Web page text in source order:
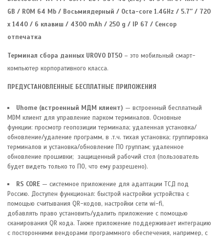
GB / ROM 64 Mb / Восьмиядерный / Octa-core 1.4GHz / 5.7″ / 720
x 1440 / 6 клавиш / 4300 mAh / 250 g / IP 67 / Сенсор
отпечатка
Терминал сбора данных UROVO DT50 – это мобильный смарт-
компьютер корпоративного класса.
ПРЕДУСТАНОВЛЕННЫЕ БЕСПЛАТНЫЕ ПРИЛОЖЕНИЯ
Uhome (встроенный МДМ клиент) — встроенный бесплатный
MDM клиент для управление парком терминалов. Основные
функции: просмотр геопозиции терминала; удаленная установка/
обновление/удаление программ, в .т.ч. тихая установка; группировка
терминалов и установка/обновление ПО группам; удаленное
обновление прошивки; защищенный рабочий стол (пользователь
будет видеть только то ПО, что ему разрешено).
RS CORE — системное приложение для адаптации ТСД под
Россию. Доступен функционал: быстрой настройки устройства с
помощью считывания QR-кодов, настройки сети wi-fi,
добавлять право установить/удалить приложение с помощью
сканирования QR кода. Также приложение поддерживает интеграцию
с посторонними вендорами программного обеспечения, например, с